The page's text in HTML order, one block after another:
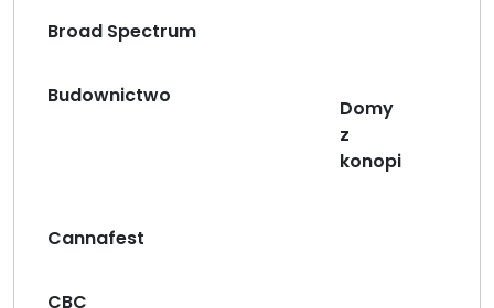
Broad Spectrum
Budownictwo
Domy
z
konopi
Cannafest
CBC